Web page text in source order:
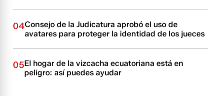
04Consejo de la Judicatura aprobó el uso de
avatares para proteger la identidad de los jueces
05El hogar de la vizcacha ecuatoriana está en
peligro: así puedes ayudar